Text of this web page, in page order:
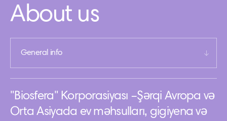
About us
General info
"Biosfera" Korporasiyası –Şərqi Avropa və
Orta Asiyada ev məhsulları, gigiyena və